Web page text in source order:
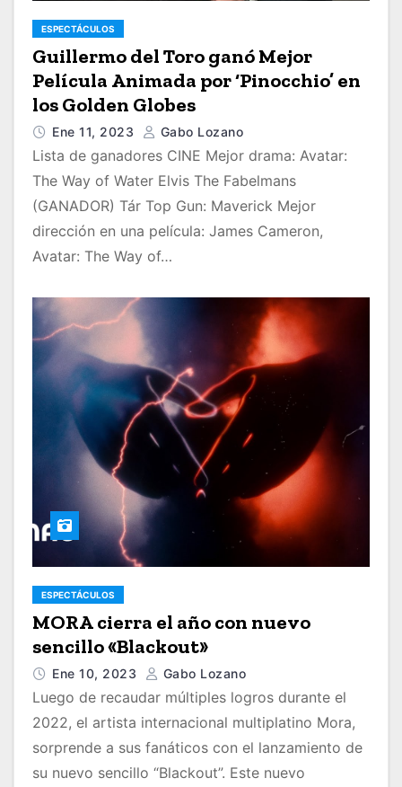
ESPECTÁCULOS
Guillermo del Toro ganó Mejor
Película Animada por ‘Pinocchio’ en
los Golden Globes
Ene 11, 2023 Gabo Lozano
Lista de ganadores CINE Mejor drama: Avatar:
The Way of Water Elvis The Fabelmans
(GANADOR) Tár Top Gun: Maverick Mejor
dirección en una película: James Cameron,
Avatar: The Way of…
ESPECTÁCULOS
MORA cierra el año con nuevo
sencillo «Blackout»
Ene 10, 2023 Gabo Lozano
Luego de recaudar múltiples logros durante el
2022, el artista internacional multiplatino Mora,
sorprende a sus fanáticos con el lanzamiento de
su nuevo sencillo “Blackout”. Este nuevo